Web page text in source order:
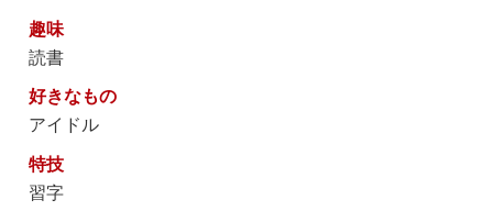
趣味
読書
好きなもの
アイドル
特技
習字